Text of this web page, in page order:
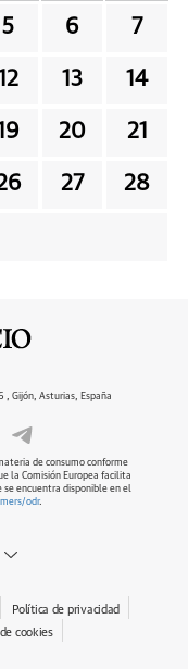
5 6 7
13 14
20 21
27 28
, Gijón, Asturias, España
de consumo conforme
la Comisión Europea facilita
encuentra disponible en el
odr.
Política de privacidad
cookies